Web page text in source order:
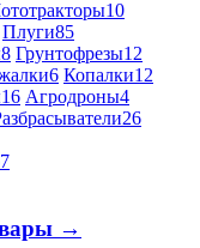
10
Плуги85
8 Грунтофрезы12
6 Копалки12
16 Агродроны4
26
7
→